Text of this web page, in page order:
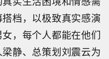
档，以极致真实感演
，每个人都能在他们
静、总策划刘震云为